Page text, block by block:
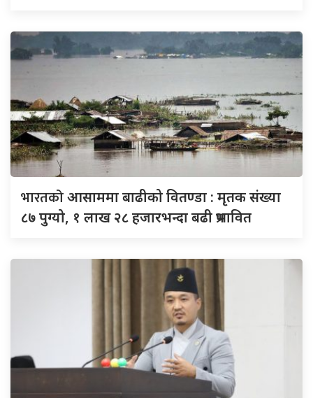
भारतकोआसाममा बाढीको वितण्डा : मृतक संख्या
८७ पुग्यो, १ लाख २८ हजारभन्दा बढी प्रभावित